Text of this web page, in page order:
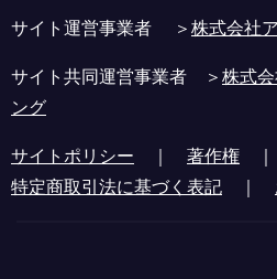
サイト運営事業者 ＞株式会社
サイト共同運営事業者 ＞株式
ング
サイトポリシー ｜ 著作権
特定商取引法に基づく表記 ｜